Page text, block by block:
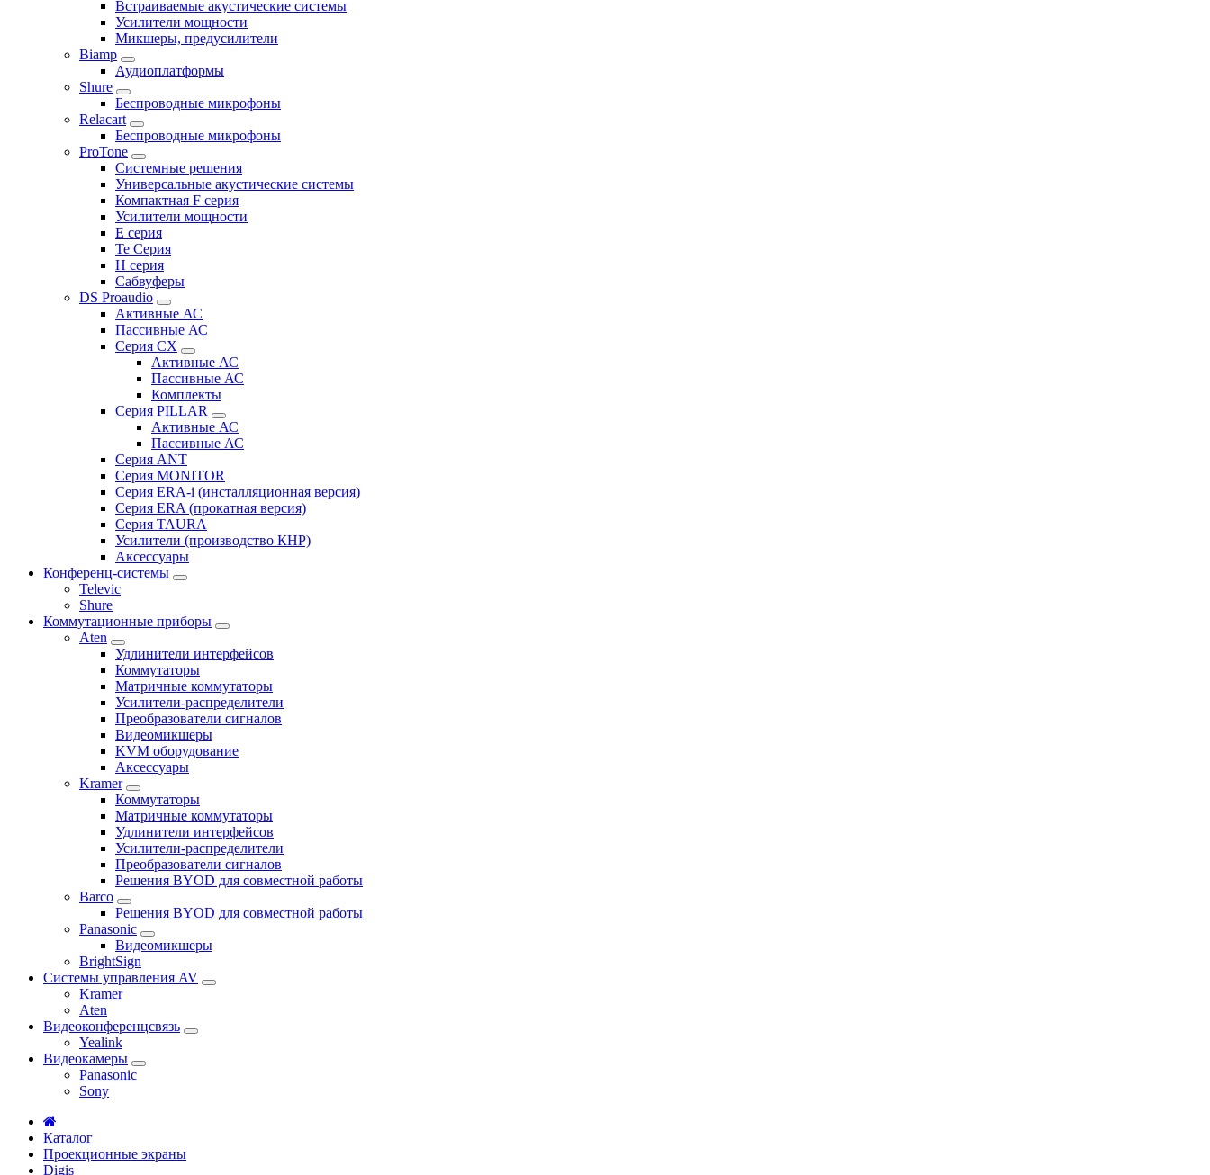
Встраиваемые акустические системы
Усилители мощности
Микшеры, предусилители
Biamp
Аудиоплатформы
Shure
Беспроводные микрофоны
Relacart
Беспроводные микрофоны
ProTone
Системные решения
Универсальные акустические системы
Компактная F серия
Усилители мощности
E серия
Te Серия
H серия
Сабвуферы
DS Proaudio
Активные АС
Пассивные АС
Серия CX
Активные АС
Пассивные АС
Комплекты
Серия PILLAR
Активные АС
Пассивные АС
Серия ANT
Серия MONITOR
Серия ERA-i (инсталляционная версия)
Серия ERA (прокатная версия)
Серия TAURA
Усилители (производство КНР)
Аксессуары
Конференц-системы
Televic
Shure
Коммутационные приборы
Aten
Удлинители интерфейсов
Коммутаторы
Матричные коммутаторы
Усилители-распределители
Преобразователи сигналов
Видеомикшеры
KVM оборудование
Аксессуары
Kramer
Коммутаторы
Матричные коммутаторы
Удлинители интерфейсов
Усилители-распределители
Преобразователи сигналов
Решения BYOD для совместной работы
Barco
Решения BYOD для совместной работы
Panasonic
Видеомикшеры
BrightSign
Системы управления AV
Kramer
Aten
Видеоконференцсвязь
Yealink
Видеокамеры
Panasonic
Sony
Каталог
Проекционные экраны
Digis